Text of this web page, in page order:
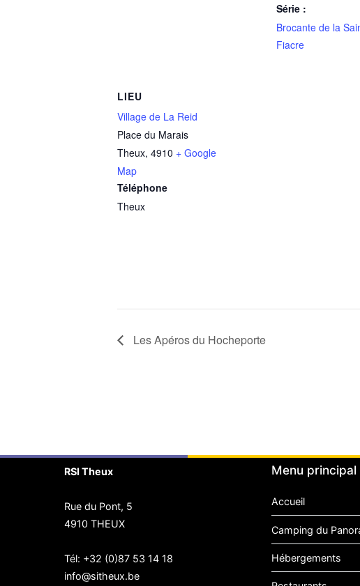
Série :
Brocante de la
Fiacre
LIEU
Village de La Reid
Place du Marais
Theux, 4910 + Google
Map
Téléphone
Theux
Les Apéros du Hocheporte
RSI Theux
Rue du Pont, 5
4910 THEUX
Tél: +32 (0)87 53 14 18
info@sitheux.be
Menu principal
Accueil
Camping du
Hébergements